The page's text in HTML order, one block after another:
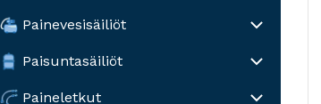
Painevesisäiliöt
Paisuntasäiliöt
Paineletkut